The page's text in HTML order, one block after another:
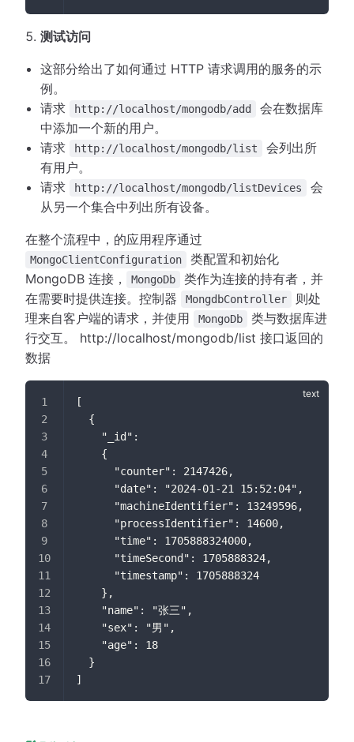
测试访问
这部分给出了如何通过 HTTP 请求调用的服务的示
例。
请求
http://localhost/mongodb/add
会在数据库
中添加一个新的用户。
请求
http://localhost/mongodb/list
会列出所
有用户。
请求
http://localhost/mongodb/listDevices
会
从另一个集合中列出所有设备。
在整个流程中，的应用程序通过
MongoClientConfiguration
类配置和初始化
MongoDB 连接，
MongoDb
类作为连接的持有者，并
在需要时提供连接。控制器
MongdbController
则处
理来自客户端的请求，并使用
MongoDb
类与数据库进
行交互。 http://localhost/mongodb/list 接口返回的
数据
[
  {
    "_id":
    {
      "counter": 2147426,
      "date": "2024-01-21 15:52:04",
      "machineIdentifier": 13249596,
      "processIdentifier": 14600,
      "time": 1705888324000,
      "timeSecond": 1705888324,
      "timestamp": 1705888324
    },
    "name": "张三",
    "sex": "男",
    "age": 18
  }
]